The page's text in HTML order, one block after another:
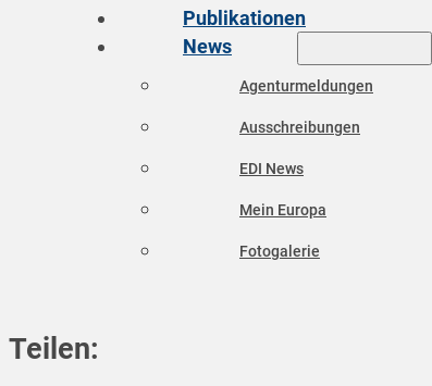
Publikationen
News
Agenturmeldungen
Ausschreibungen
EDI News
Mein Europa
Fotogalerie
Teilen: